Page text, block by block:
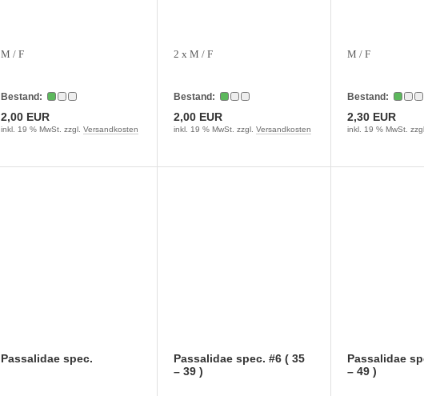
M / F
Bestand:
2,00 EUR
inkl. 19 % MwSt. zzgl. Versandkosten
2 x M / F
Bestand:
2,00 EUR
inkl. 19 % MwSt. zzgl.Versandkosten
M / F
Bestand:
2,30 EUR
inkl. 19 % MwSt.
Passalidae spec.
Passalidae spec. #6 ( 35
– 39 )
Passalidae
– 49 )